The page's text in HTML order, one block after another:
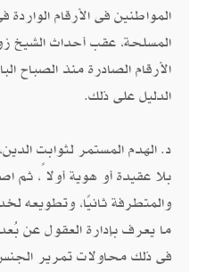
المواطنين فى الأرقام الواردة
المسلحة، عقب أحداث الشيخ
الأرقام الصادرة منذ الصباح
الدليل على ذلك.
د. الهدم المستمر لثوابت
بلا عقيدة أو هوية أولاً، ثم
والمتطرفة ثانيًا، وتطويعه
ما يعرف بإدارة العقول عن
فى ذلك محاولات تمرير